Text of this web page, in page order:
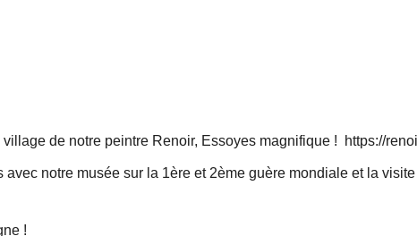
de notre peintre Renoir, Essoyes magnifique ! https://
notre musée sur la 1ère et 2ème guère mondiale et la
!